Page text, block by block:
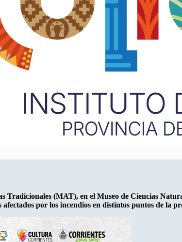
(MAT), en el Museo de Ciencias
por los incendios en distintos puntos de la